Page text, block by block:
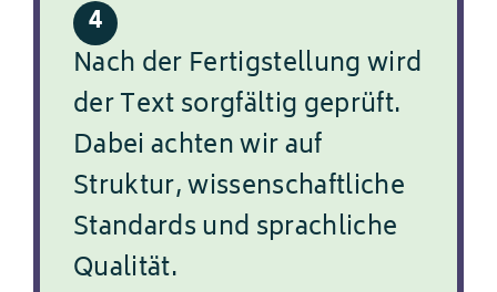
4
Nach der Fertigstellung wird
der Text sorgfältig geprüft.
Dabei achten wir auf
Struktur, wissenschaftliche
Standards und sprachliche
Qualität.